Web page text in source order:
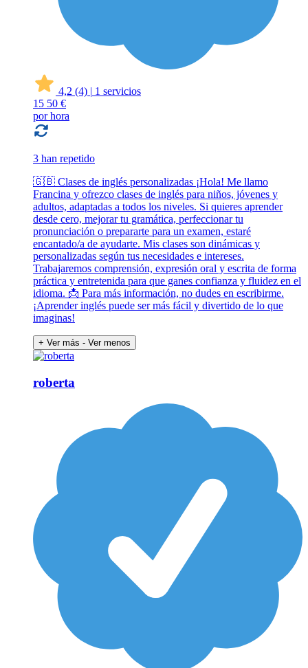
4,2 (4) | 1 servicios
15 50 €
por hora
3 han repetido
🇬🇧 Clases de inglés personalizadas ¡Hola! Me llamo
Francina y ofrezco clases de inglés para niños, jóvenes y
adultos, adaptadas a todos los niveles. Si quieres aprender
desde cero, mejorar tu gramática, perfeccionar tu
pronunciación o prepararte para un examen, estaré
encantado/a de ayudarte. Mis clases son dinámicas y
personalizadas según tus necesidades e intereses.
Trabajaremos comprensión, expresión oral y escrita de forma
práctica y entretenida para que ganes confianza y fluidez en el
idioma. 📩 Para más información, no dudes en escribirme.
¡Aprender inglés puede ser más fácil y divertido de lo que
imaginas!
+ Ver más - Ver menos
roberta